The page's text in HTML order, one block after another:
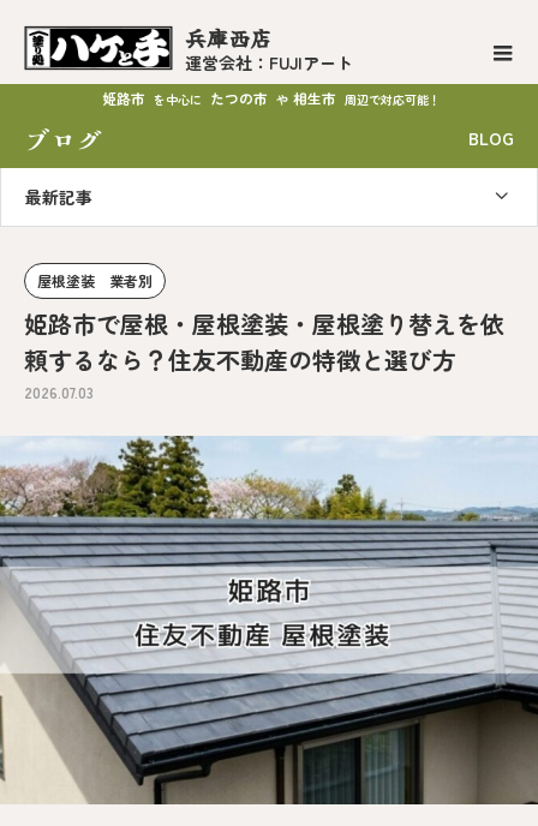
兵庫西店
運営会社：FUJIアート
姫路市 を中心に たつの市 や 相生市 周辺で対応可能！
ブログ BLOG
最新記事
屋根塗装 業者別
姫路市で屋根・屋根塗装・屋根塗り替えを依
頼するなら？住友不動産の特徴と選び方
2026.07.03